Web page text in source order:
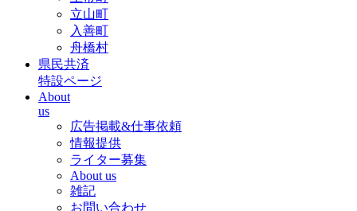
立山町
入善町
舟橋村
県民共済
特設ページ
About
us
広告掲載&仕事依頼
情報提供
ライター募集
About us
雑記
お問い合わせ